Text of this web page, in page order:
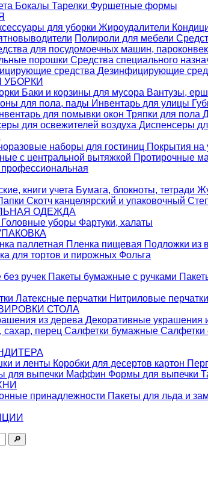
Бокалы Тарелки Фуршетные формы
для уборки Жироудалители
Полироли для мебели
для посудомоечных машин,
порошки Cредства специального
средства Дезинфицирующие
УБОРКИ
Баки и корзины для мусора Вантузы,
для пола, пады Инвентарь для улицы
для помывки окон Тряпки для пола
для освежителей воздуха Диспенсеры
наборы для гостиниц Покрытия на
с центральной вытяжкой Протирочные
книги учета Бумага, блокноты, тетради
Скотч канцелярский и упаковочный
ОДЕЖДА
Головные уборы Фартуки, халаты
паллетная Пленка пищевая Подложки из
для тортов и пирожных Фольга
ручек Пакеты бумажные с ручками
Латексные перчатки Нитриловые перчатки
СТОЛА
из дерева Декоративные украшения
перец Салфетки бумажные Салфетки
и ленты Коробки для десертов картон
для выпечки Маффин Формы для выпечки
принадлежности Пакеты для льда и
🔎︎